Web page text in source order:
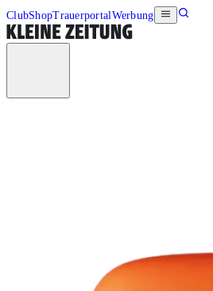
ClubShopTrauerportalWerbung